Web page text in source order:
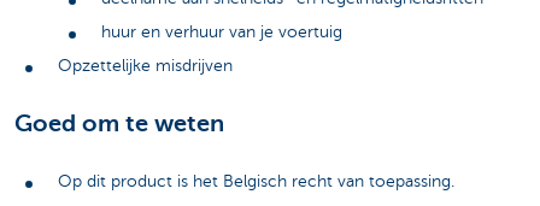
huur en verhuur van je voertuig
Opzettelijke misdrijven
Goed om te weten
Op dit product is het Belgisch recht van toepassing.